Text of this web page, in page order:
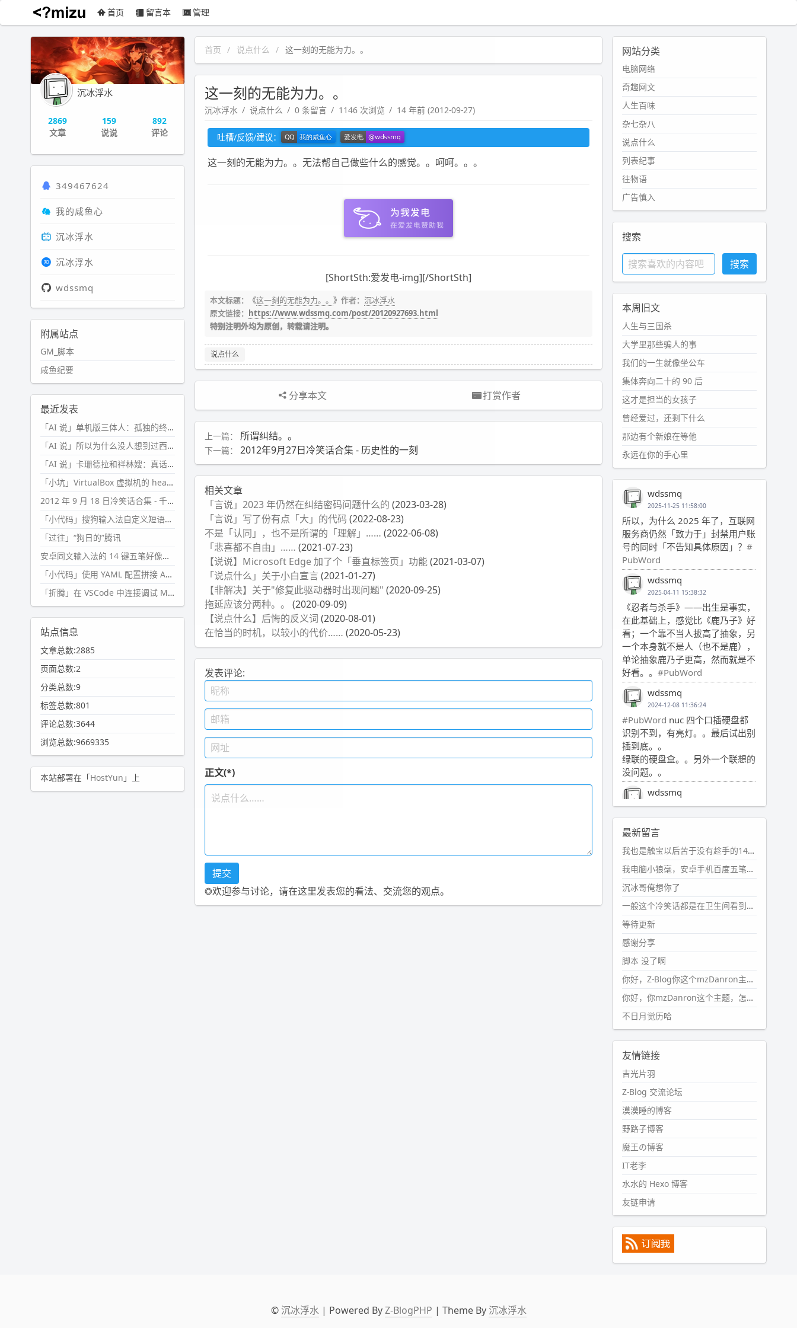
沉冰浮水 首页 留言本 管理
首页 说点什么 这一刻的无能为力。。
这一刻的无能为力。。
沉冰浮水 说点什么 0 条留言 1146 次浏览 14 年前 (2012-09-27)
吐槽/反馈/建议：
这一刻的无能为力。。无法帮自己做些什么的感觉。。呵呵。。。
[ShortSth:爱发电-img][/ShortSth]
本文标题：《这一刻的无能为力。。 》作者： 沉冰浮水
原文链接： https://www.wdssmq.com/post/20120927693.html
特别注明外均为原创，转载请注明。
说点什么
分享本文 打赏作者
上一篇： 所谓纠结。。
下一篇： 2012年9月27日冷笑话合集 - 历史性的一刻
相关文章
「言说」2023 年仍然在纠结密码问题什么的 (2023-03-28)
「言说」写了份有点「大」的代码 (2022-08-23)
不是「认同」，也不是所谓的「理解」…… (2022-06-08)
「悲喜都不自由」…… (2021-07-23)
【说说】Microsoft Edge 加了个「垂直标签页」功能(2021-03-07)
「说点什么」关于小白宣言(2021-01-27)
【非解决】关于"修复此驱动器时出现问题" (2020-09-25)
拖延应该分两种。。
(2020-09-09)
【说点什么】后悔的反义词 (2020-08-01)
在恰当的时机，以较小的代价…… (2020-05-23)
发表评论:
正文(*)
◎欢迎参与讨论，请在这里发表您的看法、交流您的观点。
沉冰浮水
2869
文章
159
说说
892
评论
349467624
我的咸鱼心
沉冰浮水
沉冰浮水
wdssmq
附属站点
GM_脚本
咸鱼纪要
最近发表
「AI 说」单机版三体人：孤独的终极形态
「AI 说」所以为什么没人想到过西西弗斯的膝盖状态？
「AI 说」卡珊德拉和祥林嫂：真话者的悲剧
「小坑」VirtualBox 虚拟机的 headless 启动方式
2012 年 9 月 18 日冷笑话合集 - 千万别惹女人
「小代码」搜狗输入法自定义短语分片管理「Python」
「过往」“狗日的”腾讯
安卓同文输入法的 14 键五笔好像终于能用了?
「小代码」使用 YAML 配置拼接 AI 提示词，随机及条件语句
「折腾」在 VSCode 中连接调试 Microsoft Edge
站点信息
文章总数:2885
页面总数:2
分类总数:9
标签总数:801
评论总数:3644
浏览总数:9669335
本站部署在「HostYun 」上
网站分类
电脑网络
奇趣网文
人生百味
杂七杂八
说点什么
列表纪事
往物语
广告慎入
搜索
本周旧文
人生与三国杀
大学里那些骗人的事
我们的一生就像坐公车
集体奔向二十的 90 后
这才是担当的女孩子
曾经爱过，还剩下什么
那边有个新娘在等他
永远在你的手心里
wdssmq
2025-11-25 11:58:00
所以，为什么 2025 年了，互联网
服务商仍然「致力于」封禁用户账
号的同时「不告知具体原因」？ #
PubWord
wdssmq
2025-04-11 15:38:32
《忍者与杀手》——出生是事实，
在此基础上，感觉比《鹿乃子》好
看；一个靠不当人拔高了抽象，另
一个本身就不是人（也不是鹿），
单论抽象鹿乃子更高，然而就是不
好看。。 #PubWord
wdssmq
2024-12-08 11:36:24
#PubWord nuc 四个口插硬盘都
识别不到，有亮灯。。最后试出别
插到底。。
绿联的硬盘盒。。另外一个联想的
没问题。。
wdssmq
2024-11-19 17:31:51
#PubWord近期观影记录：超级
马里奥，死侍与金刚狼。。
wdssmq
2024-10-08 10:12:25
#PubWord搬家也告一段落，虽
然搬过来的东西还得归置，新衣柜
虽说已经散俩月味儿了，但还是不
想放衣服进去。
wdssmq
2024-09-23 21:00:49
#PubWord
一次？？碎雨集_沉冰浮水_第1页
https://www.wdssmq.com/ta
g/%E7%A2%8E%E9%9B%A8%E
9%9B%86/
wdssmq
2024-09-23 20:58:40
话，2024 年目前只发了 13 条
嘟？？？？
wdssmq
2024-09-15 10:32:07
#PubWordVSCode 内 git 操作卡
住的时候没办法主动取消一直是个
痛点，一般都是推送或拉取，今天
连提交都卡了。。
wdssmq
#PubWord又一个夏天过去了，
所以今年也没买防水鞋套；然后天
凉了，为了应对踢被子买了睡袋，
不知道 1.2 米会不会略窄。。
最新留言
我也是触宝以后苦于没有趁手的14键五笔键盘久矣上面那位兄台用的百度双键点划布局我也用过很久，那个皮肤做得很粗糙，个别键位的触发区域是错位的，快速打字时很容易出错，修改它的皮肤文件校正后勉强能用，但早年出的皮肤分辨率太低，实在谈不上美观。百度小米定制版的商店里有一个"小黑板"皮肤还不错(百度官方输入法商店里没有)，但那个风格我不喜欢这两天找到了一个叫"森林集"的公众号，开发了海量的皮肤，很多都有14键版本，付费但很便宜，几块钱，终于有自己满意的输入法了搜了一下，这个工作室还是百度的官方合作伙伴，不知道为什么14键作品都不在官方商店上架，难道是百度官方在刻意放弃14键？
我电脑小狼毫，安卓手机百度五笔，皮肤用的双键点划，挺好的。
沉冰哥俺想你了
一般这个冷笑话都是在卫生间看到的多
等待更新
感谢分享
脚本 没了啊
你好，Z-Blog你这个mzDanron主题，怎么去除文章标题图像和文章摘要，仅显示标题，感谢回复！
你好，你mzDanron这个主题，怎么去除文章标题的图像和文章摘要！仅显示标题，感谢回复解决！
不日月觉历哈
友情链接
吉光片羽
Z-Blog 交流论坛
漠漠睡的博客
野路子博客
魔王の博客
IT老李
水水的 Hexo 博客
友链申请
© 沉冰浮水| Powered ByZ-BlogPHP | Theme By 沉冰浮水